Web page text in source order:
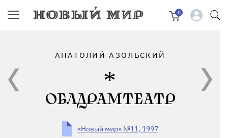
0
АНАТОЛИЙ АЗОЛЬСКИЙ
ОБЛДРАМТЕАТР
«Новый мир» №11, 1997